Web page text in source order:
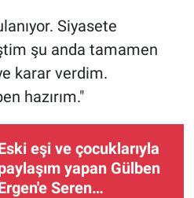
Siyasete
şu anda tamamen
karar verdim.
hazırım."
eşi ve çocuklarıyla
yapan Gülben
Seren